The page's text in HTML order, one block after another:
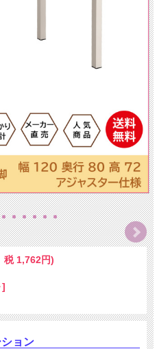
税 1,762円)
]
ョン